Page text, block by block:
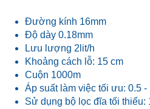
Đường kính 16mm
Độ dày 0.18mm
Lưu lượng 2lit/h
Khoảng cách lỗ: 15 cm
Cuộn 1000m
Áp suất làm việc tối ưu: 0.5 -
Sử dụng bộ lọc đĩa tối thiểu: